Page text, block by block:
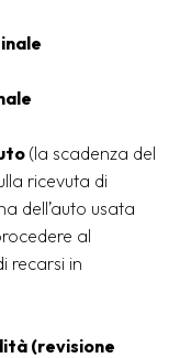
(la scadenza del
ricevuta di
dell’auto usata
al
recarsi in
(revisione